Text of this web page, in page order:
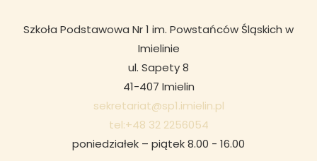
Szkoła Podstawowa Nr 1 im. Powstańców Śląskich w
Imielinie
ul. Sapety 8
41-407 Imielin
sekretariat@sp1.imielin.pl
tel:+48 32 2256054
poniedziałek – piątek 8.00 - 16.00